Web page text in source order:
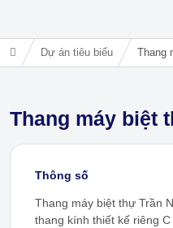
Dự án tiêu biểu Thang
Thang máy biệt
Thông số
Thang máy biệt thự Trần
thang kính thiết kế riêng